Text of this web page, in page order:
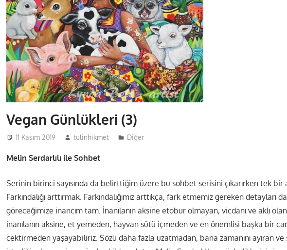
Vegan Günlükleri (3)
11 Kasım 2019 tulinhikmet Diğer
Melin Serdarlılı ile Sohbet
Serinin birinci sayısında da belirttiğim üzere bu sohbet serisini çıkarırken tek bir
Farkındalığı arttırmak. Farkındalığımız arttıkça, fark etmemiz gereken detayları
göreceğimize inancım tam. İnanılanın aksine etobur olmayan, vicdanı ve aklı olan
inanılanın aksine, et yemeden, hayvan sütü içmeden ve en önemlisi başka bir
çektirmeden yaşayabiliriz. Sözü daha fazla uzatmadan, bana zamanını ayıran